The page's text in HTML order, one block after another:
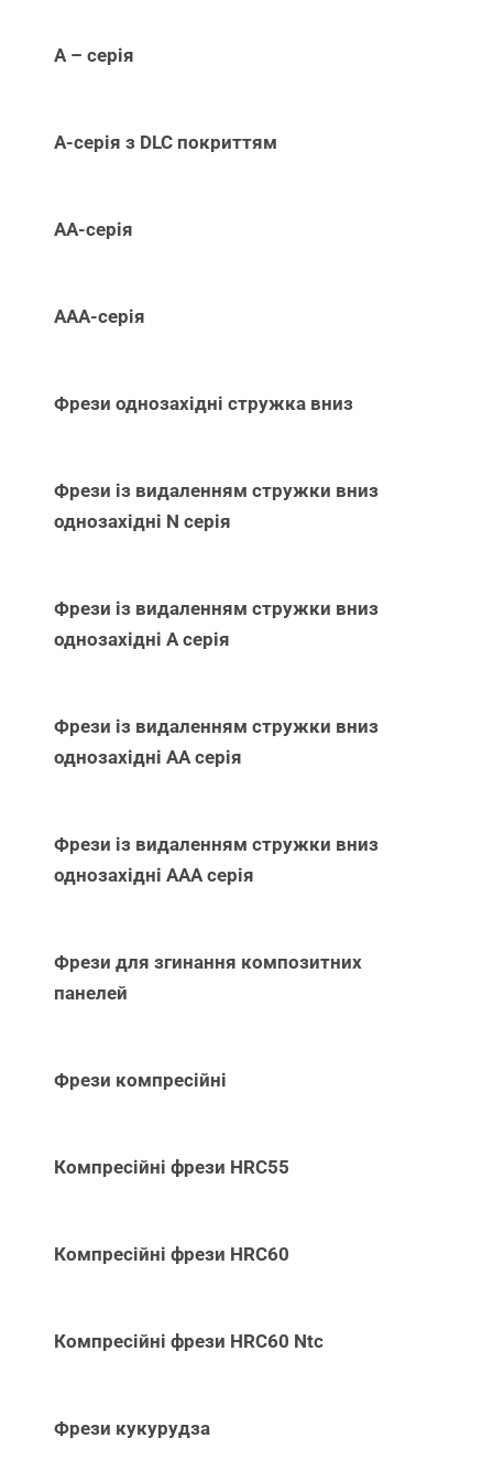
А – серія
А-серія з DLC покриттям
АА-серія
ААА-серія
Фрези однозахідні стружка вниз
Фрези із видаленням стружки вниз
однозахідні N серія
Фрези із видаленням стружки вниз
однозахідні А серія
Фрези із видаленням стружки вниз
однозахідні АА серія
Фрези із видаленням стружки вниз
однозахідні ААА серія
Фрези для згинання композитних
панелей
Фрези компресійні
Компресійні фрези HRC55
Компресійні фрези HRC60
Компресійні фрези HRC60 Ntc
Фрези кукурудза